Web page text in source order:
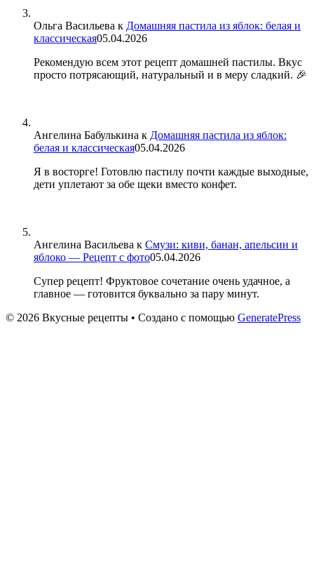
Ольга Васильева к Домашняя пастила из яблок: белая и
классическая05.04.2026
Рекомендую всем этот рецепт домашней пастилы. Вкус
просто потрясающий, натуральный и в меру сладкий. 🎉
Ангелина Бабулькина к Домашняя пастила из яблок:
белая и классическая05.04.2026
Я в восторге! Готовлю пастилу почти каждые выходные,
дети уплетают за обе щеки вместо конфет.
Ангелина Васильева к Смузи: киви, банан, апельсин и
яблоко — Рецепт с фото05.04.2026
Супер рецепт! Фруктовое сочетание очень удачное, а
главное — готовится буквально за пару минут.
© 2026 Вкусные рецепты • Создано с помощью GeneratePress